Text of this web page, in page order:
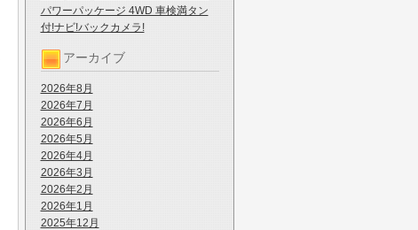
パワーパッケージ 4WD 車検満タン
付!ナビ!バックカメラ!
アーカイブ
2026年8月
2026年7月
2026年6月
2026年5月
2026年4月
2026年3月
2026年2月
2026年1月
2025年12月